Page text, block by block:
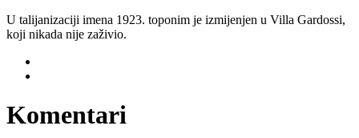
U talijanizaciji imena 1923. toponim je izmijenjen u Villa Gardossi,
koji nikada nije zaživio.
Komentari